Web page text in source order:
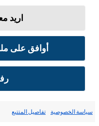
اريد
أوافق على
سياسة الخصوصية تفاصيل المتتبع